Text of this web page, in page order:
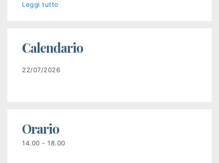
finanziati
per
disoccupati
Leggi tutto
Calendario
22/07/2026
Orario
14.00 - 18.00